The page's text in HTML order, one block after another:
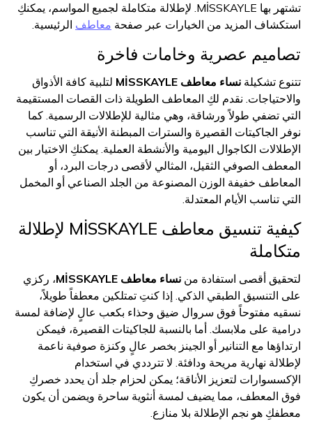
تشتهر بها MİSSKAYLE. لإطلالة متكاملة لجميع المواسم، يمكنكِ
استكشاف المزيد من الخيارات عبر صفحة معاطف الرئيسية.
تصاميم عصرية وخامات فاخرة
تتنوع تشكيلة نساء معاطف MİSSKAYLE
لتلبية كافة الأذواق
والاحتياجات. نقدم لكِ المعاطف الطويلة ذات القصات المستقيمة
التي تضفي طولاً ورشاقة، وهي مثالية للإطلالات الرسمية. كما
نوفر الجاكيتات القصيرة والسترات المبطنة الأنيقة التي تناسب
الإطلالات الكاجوال اليومية والأنشطة العملية. يمكنكِ الاختيار بين
المعطف الصوفي الثقيل، المثالي لأقصى درجات البرد، أو
المعاطف خفيفة الوزن المصنوعة من الجلد الصناعي أو المخمل
التي تناسب الأيام المعتدلة.
كيفية تنسيق معاطف MİSSKAYLE لإطلالة
متكاملة
لتحقيق أقصى استفادة من نساء معاطف MİSSKAYLE
، ركزي
على التنسيق الطبقي الذكي. إذا كنتِ تمتلكين معطفاً طويلاً،
نسقيه مفتوحاً فوق سروال ضيق وحذاء بكعب عالٍ لإضافة لمسة
درامية على ملابسك. أما بالنسبة للجاكيتات القصيرة، فيمكن
ارتداؤها مع التنانير أو الجينز بخصر عالٍ وكنزة صوفية ناعمة
لإطلالة نهارية مريحة ودافئة. لا تترددي في استخدام
الإكسسوارات لتعزيز الأناقة؛ يمكن لحزام جلد أن يحدد خصركِ
فوق المعطف، مما يضيف لمسة أنثوية ساحرة ويضمن أن يكون
معطفكِ هو نجم الإطلالة بلا منازع.